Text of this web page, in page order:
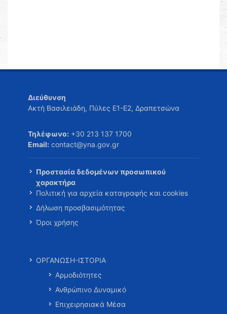
Διεύθυνση
Ακτή Βασιλειάδη, Πύλες Ε1-Ε2, Δραπετσώνα
Τηλέφωνο: +30 213 137 1700
Email: contact@yna.gov.gr
Προστασία δεδομένων προσωπικού
χαρακτήρα
Πολιτική για αρχεία καταγραφής και cookies
Δήλωση προσβασιμότητας
Όροι χρήσης
ΟΡΓΑΝΩΣΗ-ΙΣΤΟΡΙΑ
Αρμοδιότητες
Ανθρώπινο Δυναμικό
Επιχειρησιακά Μέσα